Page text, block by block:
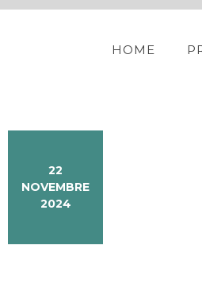
HOME
22
NOVEMBRE
2024